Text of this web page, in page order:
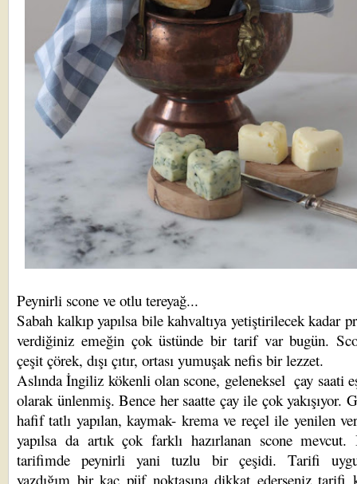
Peynirli scone ve otlu tereyağ...
Sabah kalkıp yapılsa bile kahvaltıya yetiştirilecek kadar
verdiğiniz emeğin çok üstünde bir tarif var bugün.
çeşit çörek, dışı çıtır, ortası yumuşak nefis bir lezzet.
Aslında İngiliz kökenli olan scone, geleneksel çay saati
olarak ünlenmiş. Bence her saatte çay ile çok yakışıyor.
hafif tatlı yapılan, kaymak- krema ve reçel ile yenilen
yapılsa da artık çok farklı hazırlanan scone mevcut.
tarifimde peynirli yani tuzlu bir çeşidi. Tarifi
yazdığım bir kaç püf noktasına dikkat ederseniz tarifi